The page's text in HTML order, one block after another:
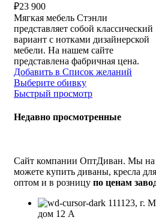
₽23 900
Мягкая мебель Стэнли
представляет собой классический
вариант с нотками дизайнерской
мебели. На нашем сайте
представлена фабричная цена.
Добавить в Список желаний
Выберите обивку
Быстрый просмотр
Недавно просмотренные
Сайт компании ОптДиван. Мы на
можете купить диваны, кресла
оптом и в розницу по ценам
111123, г.
дом 12 А